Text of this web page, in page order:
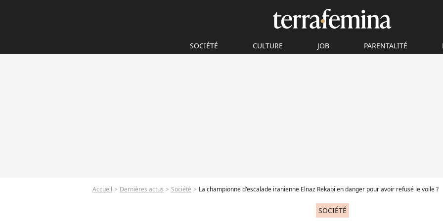
SOCIÉTÉ CULTURE JOB PARENTALITÉ
Accueil Dernières actus Société La championne d'escalade iranienne Elnaz Rekabi en danger pour avoir refusé le voile ?
SOCIÉTÉ